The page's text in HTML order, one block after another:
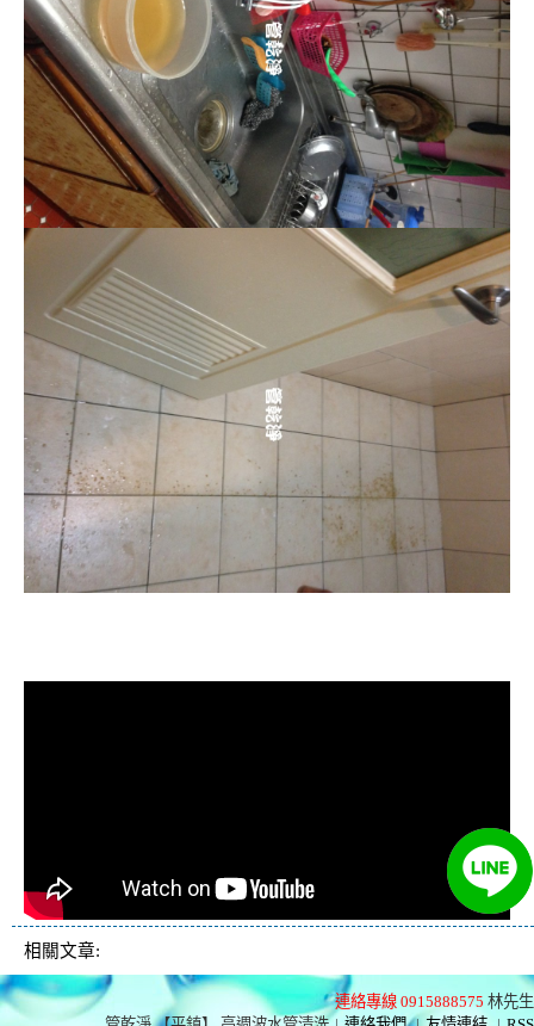
相關文章:
連絡專線 0915888575 林先生